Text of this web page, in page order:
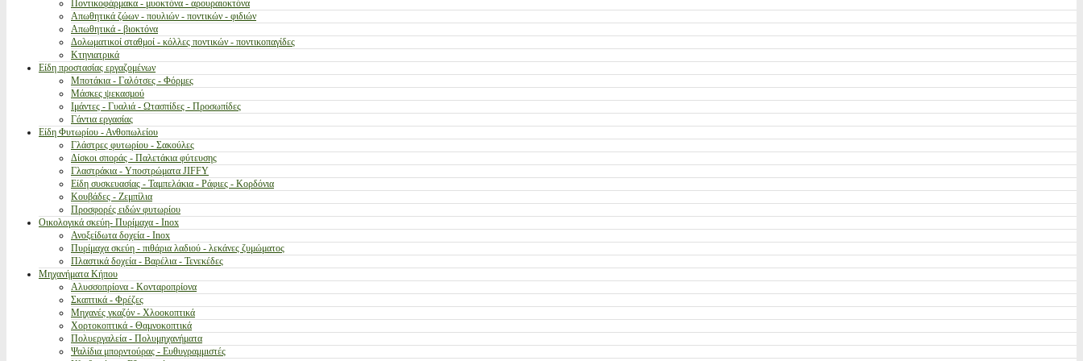
Ποντικοφάρμακα - μυοκτόνα - αρουραιοκτόνα
Απωθητικά ζώων - πουλιών - ποντικών - φιδιών
Απωθητικά - βιοκτόνα
Δολωματικοί σταθμοί - κόλλες ποντικών - ποντικοπαγίδες
Κτηνιατρικά
Είδη προστασίας εργαζομένων
Μποτάκια - Γαλότσες - Φόρμες
Μάσκες ψεκασμού
Ιμάντες - Γυαλιά - Ωτασπίδες - Προσωπίδες
Γάντια εργασίας
Είδη Φυτωρίου - Ανθοπωλείου
Γλάστρες φυτωρίου - Σακούλες
Δίσκοι σποράς - Παλετάκια φύτευσης
Γλαστράκια - Υποστρώματα JIFFY
Είδη συσκευασίας - Ταμπελάκια - Ράφιες - Κορδόνια
Κουβάδες - Ζεμπίλια
Προσφορές ειδών φυτωρίου
Οικολογικά σκεύη- Πυρίμαχα - Inox
Ανοξείδωτα δοχεία - Inox
Πυρίμαχα σκεύη - πιθάρια λαδιού - λεκάνες ζυμώματος
Πλαστικά δοχεία - Βαρέλια - Τενεκέδες
Μηχανήματα Κήπου
Αλυσσοπρίονα - Κονταροπρίονα
Σκαπτικά - Φρέζες
Μηχανές γκαζόν - Χλοοκοπτικά
Χορτοκοπτικά - Θαμνοκοπτικά
Πολυεργαλεία - Πολυμηχανήματα
Ψαλίδια μπορντούρας - Ευθυγραμμιστές